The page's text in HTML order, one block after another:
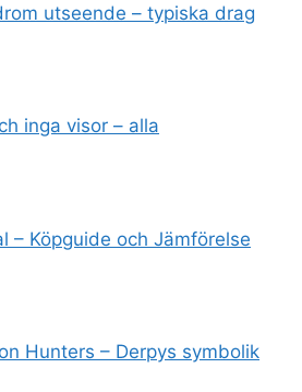
utseende – typiska drag
inga visor – alla
– Köpguide och Jämförelse
Hunters – Derpys symbolik